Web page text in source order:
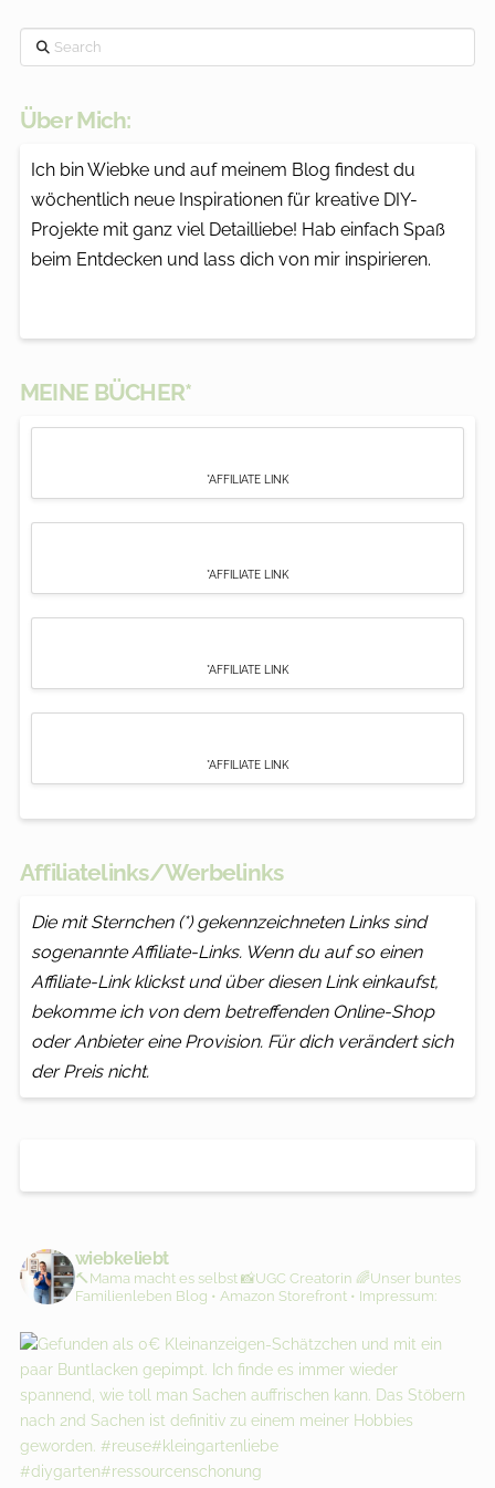
Search
Über Mich:
Ich bin Wiebke und auf meinem Blog findest du
wöchentlich neue Inspirationen für kreative DIY-
Projekte mit ganz viel Detailliebe! Hab einfach Spaß
beim Entdecken und lass dich von mir inspirieren.
MEINE BÜCHER*
*AFFILIATE LINK
*AFFILIATE LINK
*AFFILIATE LINK
*AFFILIATE LINK
Affiliatelinks/Werbelinks
Die mit Sternchen (*) gekennzeichneten Links sind
sogenannte Affiliate-Links. Wenn du auf so einen
Affiliate-Link klickst und über diesen Link einkaufst,
bekomme ich von dem betreffenden Online-Shop
oder Anbieter eine Provision. Für dich verändert sich
der Preis nicht.
wiebkeliebt
🔨Mama macht es selbst📸UGC Creatorin 🌈Unser buntes
Familienleben Blog • Amazon Storefront • Impressum: